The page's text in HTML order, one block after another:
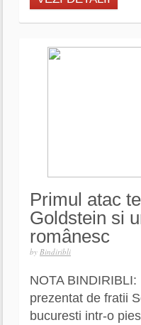
Primul atac
Goldstein si
românesc
by Bindiribli
NOTA
prezentat de fratii
bucuresti intr-o